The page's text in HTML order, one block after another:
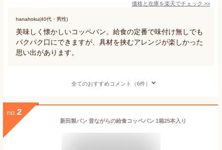
価格と在庫を楽天でチェック >>
hanahoku(40代・男性)
美味しく懐かしいコッペパン。給食の定番で味付け無しでも
パクパク口にできますが、具材を挟むアレンジが楽しかった
思い出があります。
全てのおすすめコメント（6件）
no. 2
新田製パン 昔ながらの給食コッペパン 1箱25本入り